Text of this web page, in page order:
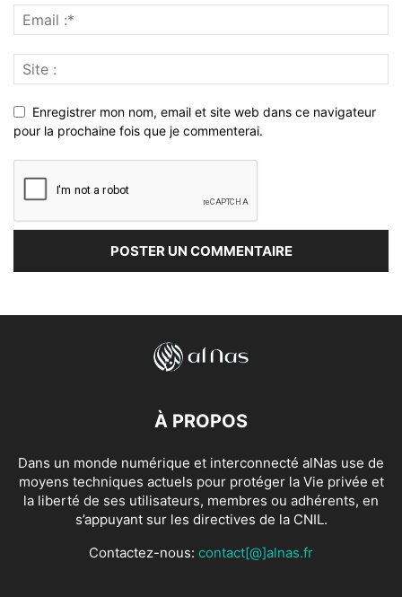
Enregistrer mon nom, email et site web dans ce navigateur
pour la prochaine fois que je commenterai.
À PROPOS
Dans un monde numérique et interconnecté alNas use de
moyens techniques actuels pour protéger la Vie privée et
la liberté de ses utilisateurs, membres ou adhérents, en
s’appuyant sur les directives de la CNIL.
Contactez-nous: contact[@]alnas.fr